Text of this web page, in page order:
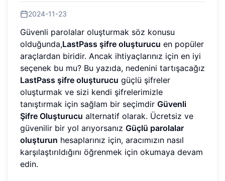
2024-11-23
Güvenli parolalar oluşturmak söz konusu
olduğunda,LastPass şifre oluşturucu en popüler
araçlardan biridir. Ancak ihtiyaçlarınız için en iyi
seçenek bu mu? Bu yazıda, nedenini tartışacağız
LastPass şifre oluşturucu güçlü şifreler
oluşturmak ve sizi kendi şifrelerimizle
tanıştırmak için sağlam bir seçimdir Güvenli
Şifre Oluşturucu alternatif olarak. Ücretsiz ve
güvenilir bir yol arıyorsanız Güçlü parolalar
oluşturun hesaplarınız için, aracımızın nasıl
karşılaştırıldığını öğrenmek için okumaya devam
edin.